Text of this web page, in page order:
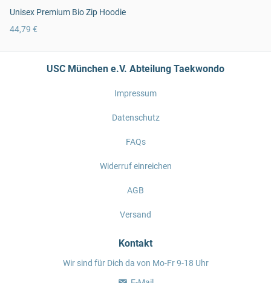
Unisex Premium Bio Zip Hoodie
44,79 €
USC München e.V. Abteilung Taekwondo
Impressum
Datenschutz
FAQs
Widerruf einreichen
AGB
Versand
Kontakt
Wir sind für Dich da von Mo-Fr 9-18 Uhr